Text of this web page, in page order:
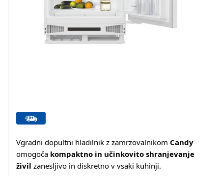
Vgradni dopultni hladilnik z zamrzovalnikom Candy
omogoča kompaktno in učinkovito shranjevanje
živil zanesljivo in diskretno v vsaki kuhinji.